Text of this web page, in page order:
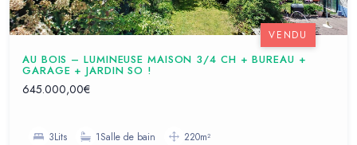
AU BOIS – LUMINEUSE MAISON 3/4 CH + BUREAU +
GARAGE + JARDIN SO !
645.000,00€
3Lits 1Salle de bain 220m²
VENDU